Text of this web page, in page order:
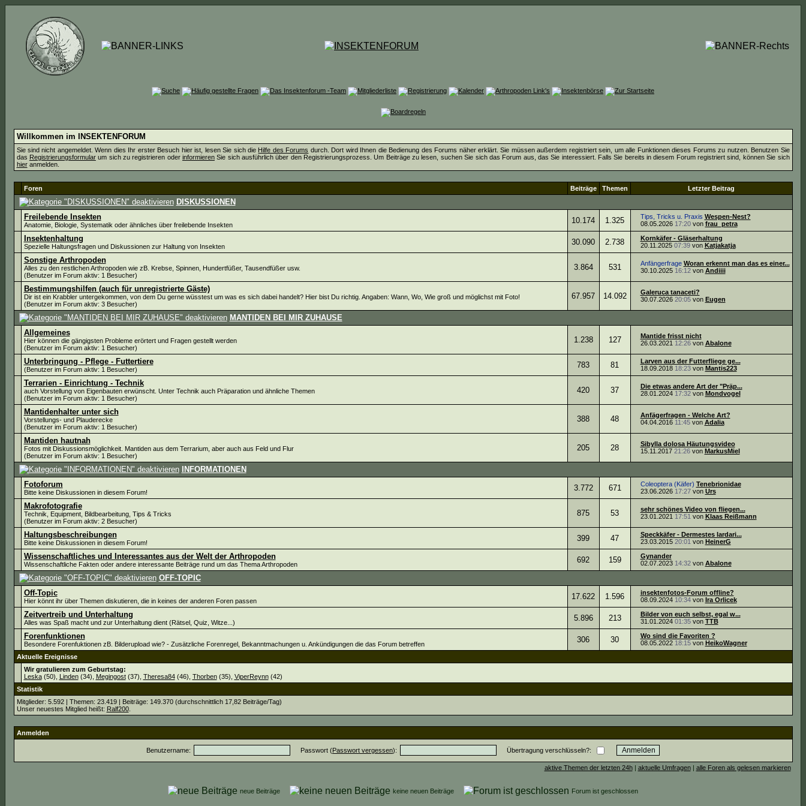
Willkommen im INSEKTENFORUM
Sie sind nicht angemeldet. Wenn dies Ihr erster Besuch hier ist, lesen Sie sich die Hilfe des Forums durch. Dort wird Ihnen die Bedienung des Forums näher erklärt. Sie müssen außerdem registriert sein, um alle Funktionen dieses Forums zu nutzen. Benutzen Sie
das Registrierungsformularum sich zu registrieren oder informierenSie sich ausführlich über den Registrierungsprozess. Um Beiträge zu lesen, suchen Sie sich das Forum aus, das Sie interessiert. Falls Sie bereits in diesem Forum registriert sind, können Sie sich
hieranmelden.
Foren Beiträge Themen Letzter Beitrag
DISKUSSIONEN
Freilebende Insekten
Anatomie, Biologie, Systematik oder ähnliches über freilebende Insekten 10.174 1.325 Tips, Tricks u. Praxis Wespen-Nest?
08.05.2026 17:20von frau_petra
Insektenhaltung
Spezielle Haltungsfragen und Diskussionen zur Haltung von Insekten 30.090 2.738
Kornkäfer - Gläserhaltung
20.11.2025 07:39von Katjakatja
Sonstige Arthropoden
Alles zu den restlichen Arthropoden wie zB. Krebse, Spinnen, Hundertfüßer, Tausendfüßer usw.
(Benutzer im Forum aktiv: 1 Besucher)
3.864 531 Anfängerfrage Woran erkennt man das es einer...
30.10.2025 16:12von Andiiii
Bestimmungshilfen (auch für unregistrierte Gäste)
Dir ist ein Krabbler untergekommen, von dem Du gerne wüsstest um was es sich dabei handelt? Hier bist Du richtig. Angaben: Wann, Wo, Wie groß und möglichst mit Foto!
(Benutzer im Forum aktiv: 3 Besucher)
67.957 14.092
Galeruca tanaceti?
30.07.2026 20:05von Eugen
MANTIDEN BEI MIR ZUHAUSE
Allgemeines
Hier können die gängigsten Probleme erörtert und Fragen gestellt werden
(Benutzer im Forum aktiv: 1 Besucher)
1.238 127
Mantide frisst nicht
26.03.2021 12:26von Abalone
Unterbringung - Pflege - Futtertiere
(Benutzer im Forum aktiv: 1 Besucher) 783 81
Larven aus der Futterfliege ge...
18.09.2018 18:23von Mantis223
Terrarien - Einrichtung - Technik
auch Vorstellung von Eigenbauten erwünscht. Unter Technik auch Präparation und ähnliche Themen
(Benutzer im Forum aktiv: 1 Besucher)
420 37
Die etwas andere Art der "Präp...
28.01.2024 17:32von Mondvogel
Mantidenhalter unter sich
Vorstellungs- und Plauderecke
(Benutzer im Forum aktiv: 1 Besucher)
388 48
Anfägerfragen - Welche Art?
04.04.2016 11:45von Adalia
Mantiden hautnah
Fotos mit Diskussionsmöglichkeit. Mantiden aus dem Terrarium, aber auch aus Feld und Flur
(Benutzer im Forum aktiv: 1 Besucher)
205 28
Sibylla dolosa Häutungsvideo
15.11.2017 21:26von MarkusMiel
INFORMATIONEN
Fotoforum
Bitte keine Diskussionen in diesem Forum! 3.772 671 Coleoptera (Käfer) Tenebrionidae
23.06.2026 17:27von Urs
Makrofotografie
Technik, Equipment, Bildbearbeitung, Tips & Tricks
(Benutzer im Forum aktiv: 2 Besucher)
875 53
sehr schönes Video von fliegen...
23.01.2021 17:51 von Klaas Reißmann
Haltungsbeschreibungen
Bitte keine Diskussionen in diesem Forum! 399 47
Speckkäfer - Dermestes lardari...
23.03.2015 20:01 von HeinerG
Wissenschaftliches und Interessantes aus der Welt der Arthropoden
Wissenschaftliche Fakten oder andere interessante Beiträge rund um das Thema Arthropoden 692 159
Gynander
02.07.2023 14:32von Abalone
OFF-TOPIC
Off-Topic
Hier könnt ihr über Themen diskutieren, die in keines der anderen Foren passen 17.622 1.596
insektenfotos-Forum offline?
08.09.2024 10:34von Ira Orlicek
Zeitvertreib und Unterhaltung
Alles was Spaß macht und zur Unterhaltung dient (Rätsel, Quiz, Witze...) 5.896 213
Bilder von euch selbst, egal w...
31.01.2024 01:35von TTB
Forenfunktionen
Besondere Forenfuktionen zB. Bilderupload wie? - Zusätzliche Forenregel, Bekanntmachungen u. Ankündigungen die das Forum betreffen 306 30
Wo sind die Favoriten ?
08.05.2022 18:15von HeikoWagner
Aktuelle Ereignisse
Wir gratulieren zum Geburtstag:
Leska(50), Linden(34), Megingost(37), Theresa84(46), Thorben(35), ViperReynn(42)
Statistik
Mitglieder: 5.592 | Themen: 23.419 | Beiträge: 149.370 (durchschnittlich 17,82 Beiträge/Tag)
Unser neuestes Mitglied heißt: Ralf200.
Anmelden
Benutzername: Passwort (Passwort vergessen): Übertragung verschlüsseln?:
aktive Themen der letzten 24h| aktuelle Umfragen| alle Foren als gelesen markieren
neue Beiträge keine neuen Beiträge Forum ist geschlossen